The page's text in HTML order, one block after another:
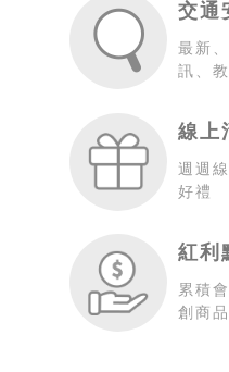
交通
最新
訊、
線上
週週
好禮
紅利
累積
創商